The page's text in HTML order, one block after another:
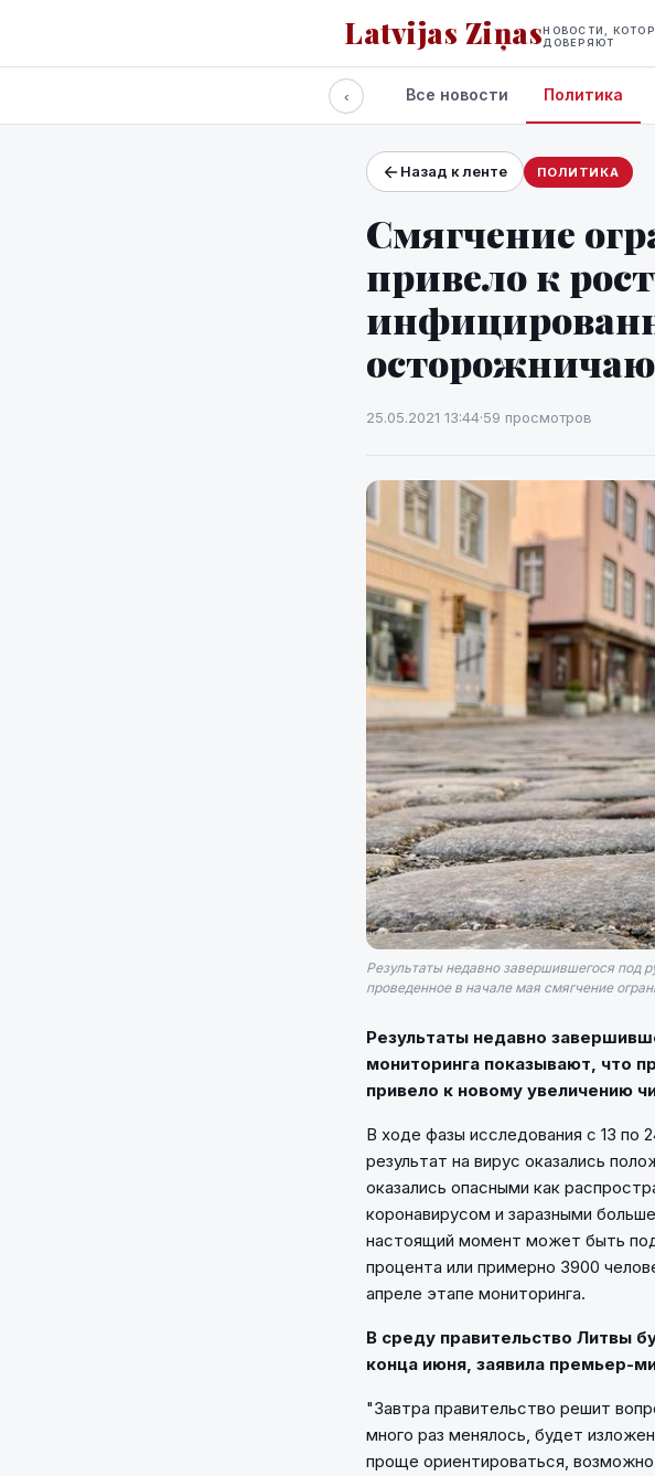
Latvijas ZiņasНОВОСТИ,
ДОВЕРЯЮТ
Проекты и сервисы
‹ Все новости Политика
Назад к ленте ПОЛИТИКА
Смягчение
привело к
25.05.2021 13:44·59 просмотров
Результаты недавно завершившегося под
проведенное в начале мая смягчение
Результаты недавно
мониторинга показывают, что
привело к новому увеличению
В ходе фазы исследования с 13 по
результат на вирус оказались
оказались опасными как
коронавирусом и заразными
настоящий момент может быть
процента или примерно 3900
апреле этапе мониторинга.
В среду правительство Литвы
конца июня, заявила премьер-
"Завтра правительство решит
много раз менялось, будет
проще ориентироваться,